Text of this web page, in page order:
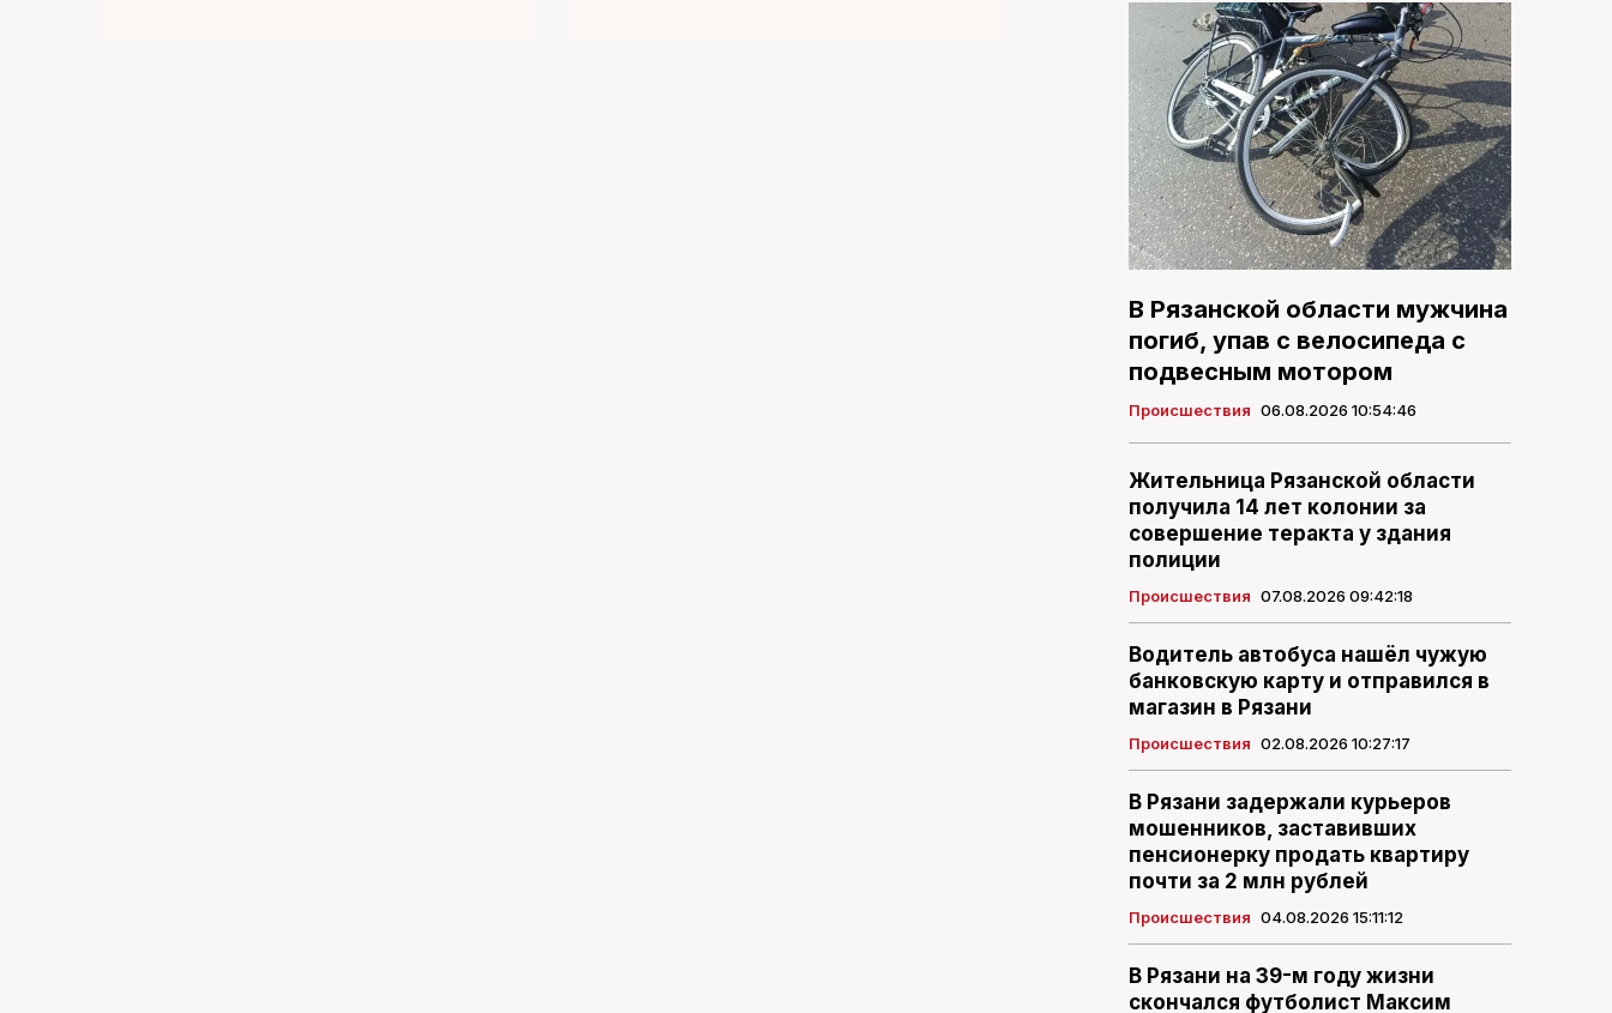
В Рязанской области мужчина
погиб, упав с велосипеда с
подвесным мотором
Происшествия 06.08.2026 10:54:46
Жительница Рязанской области
получила 14 лет колонии за
совершение теракта у здания
полиции
Происшествия 07.08.2026 09:42:18
Водитель автобуса нашёл чужую
банковскую карту и отправился в
магазин в Рязани
Происшествия 02.08.2026 10:27:17
В Рязани задержали курьеров
мошенников, заставивших
пенсионерку продать квартиру
почти за 2 млн рублей
Происшествия 04.08.2026 15:11:12
В Рязани на 39-м году жизни
скончался футболист Максим